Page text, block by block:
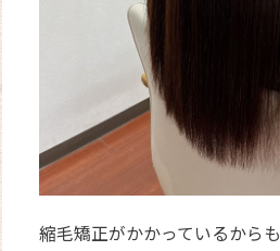
縮毛矯正がかかっているからも